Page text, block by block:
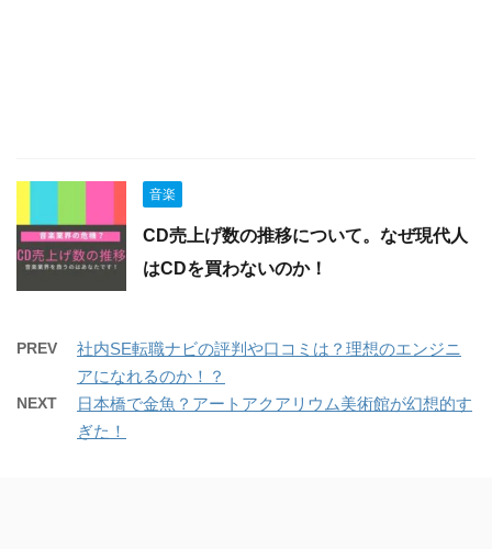
音楽
CD売上げ数の推移について。なぜ現代人
はCDを買わないのか！
PREV
社内SE転職ナビの評判や口コミは？理想のエンジニ
アになれるのか！？
NEXT
日本橋で金魚？アートアクアリウム美術館が幻想的す
ぎた！